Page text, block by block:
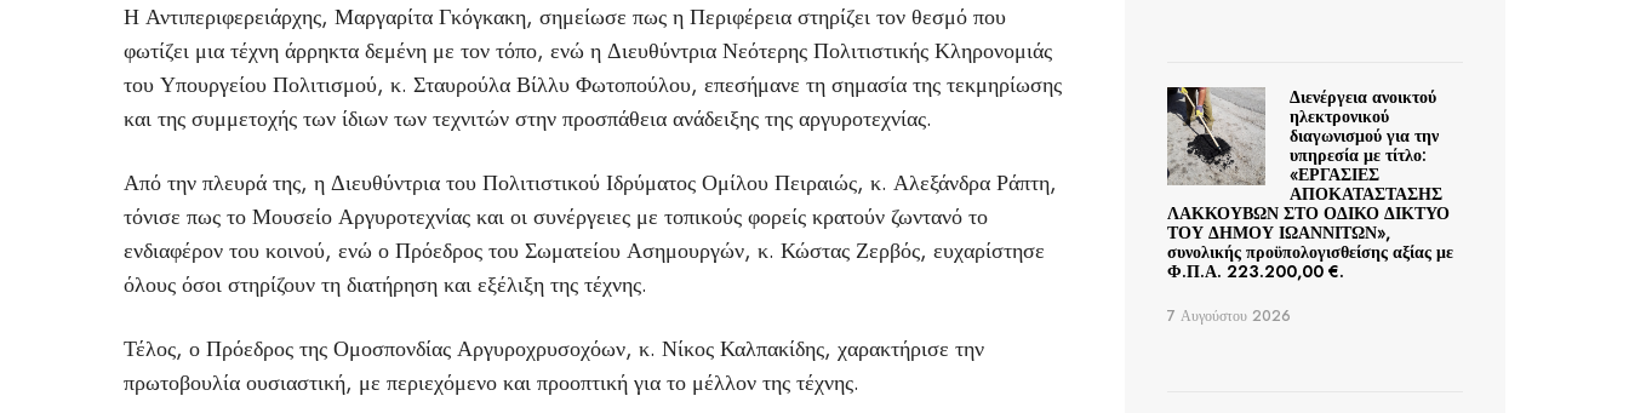
Η Αντιπεριφερειάρχης, Μαργαρίτα Γκόγκακη, σημείωσε πως η Περιφέρεια στηρίζει τον θεσμό που
φωτίζει μια τέχνη άρρηκτα δεμένη με τον τόπο, ενώ η Διευθύντρια Νεότερης Πολιτιστικής Κληρονομιάς
του Υπουργείου Πολιτισμού, κ. Σταυρούλα Βίλλυ Φωτοπούλου, επεσήμανε τη σημασία της τεκμηρίωσης
και της συμμετοχής των ίδιων των τεχνιτών στην προσπάθεια ανάδειξης της αργυροτεχνίας.
Από την πλευρά της, η Διευθύντρια του Πολιτιστικού Ιδρύματος Ομίλου Πειραιώς, κ. Αλεξάνδρα Ράπτη,
τόνισε πως το Μουσείο Αργυροτεχνίας και οι συνέργειες με τοπικούς φορείς κρατούν ζωντανό το
ενδιαφέρον του κοινού, ενώ ο Πρόεδρος του Σωματείου Ασημουργών, κ. Κώστας Ζερβός, ευχαρίστησε
όλους όσοι στηρίζουν τη διατήρηση και εξέλιξη της τέχνης.
Τέλος, ο Πρόεδρος της Ομοσπονδίας Αργυροχρυσοχόων, κ. Νίκος Καλπακίδης, χαρακτήρισε την
πρωτοβουλία ουσιαστική, με περιεχόμενο και προοπτική για το μέλλον της τέχνης.
Διενέργεια ανοικτού
ηλεκτρονικού
διαγωνισμού για την
υπηρεσία με τίτλο:
«ΕΡΓΑΣΙΕΣ
ΑΠΟΚΑΤΑΣΤΑΣΗΣ
ΛΑΚΚΟΥΒΩΝ ΣΤΟ ΟΔΙΚΟ ΔΙΚΤΥΟ
ΤΟΥ ΔΗΜΟΥ ΙΩΑΝΝΙΤΩΝ»,
συνολικής προϋπολογισθείσης αξίας με
Φ.Π.Α. 223.200,00 €.
7 Αυγούστου 2026